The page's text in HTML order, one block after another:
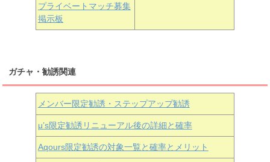
プライベートマッチ募集
掲示板
ガチャ・勧誘関連
メンバー限定勧誘・ステップアップ勧誘
μ’s限定勧誘リニューアル後の詳細と確率
Aqours限定勧誘の対象一覧と確率とメリット